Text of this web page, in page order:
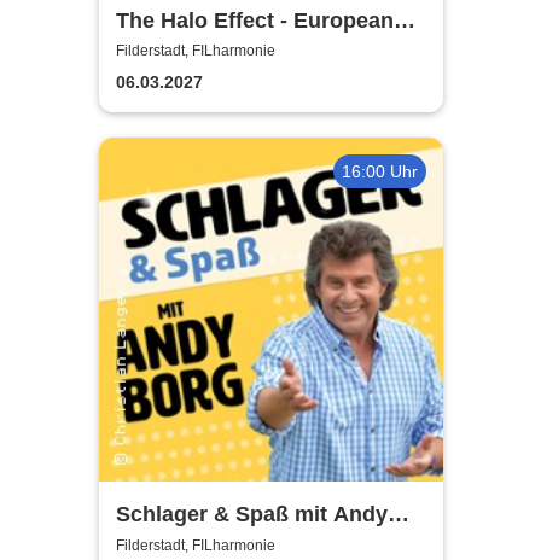
The Halo Effect - European
Tour 2027
Filderstadt, FILharmonie
06.03.2027
16:00 Uhr
Schlager & Spaß mit Andy
Borg und Gästen
Filderstadt, FILharmonie